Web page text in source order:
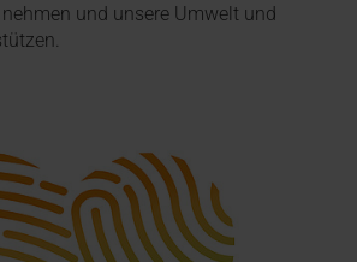
und unsere Umwelt und